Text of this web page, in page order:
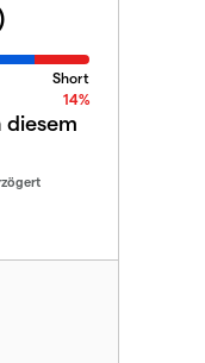
Short
14%
diesem